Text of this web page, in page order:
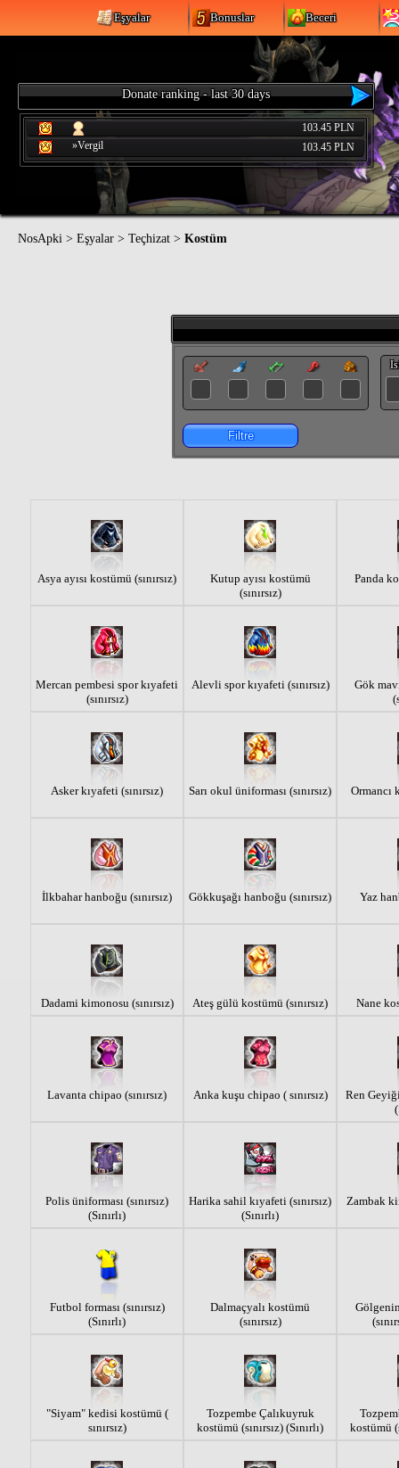
Eşyalar Bonuslar Beceri
Donate ranking - last 30 days
103.45 PLN
»Vergil
103.45 PLN
NosApki > Eşyalar > Teçhizat > Kostüm
Filtre
Asya ayısı kostümü (sınırsız)
Kutup ayısı kostümü
(sınırsız)
Panda
Mercan pembesi spor kıyafeti
(sınırsız)
Alevli spor kıyafeti (sınırsız)
Gök
Asker kıyafeti (sınırsız) Sarı okul üniforması (sınırsız) Ormancı
İlkbahar hanboğu (sınırsız) Gökkuşağı hanboğu (sınırsız) Yaz
Dadami kimonosu (sınırsız) Ateş gülü kostümü (sınırsız) Nane
Lavanta chipao (sınırsız) Anka kuşu chipao ( sınırsız)
Ren
Polis üniforması (sınırsız)
(Sınırlı)
Harika sahil kıyafeti (sınırsız)
(Sınırlı)
Zambak
Futbol forması (sınırsız)
(Sınırlı)
Dalmaçyalı kostümü
(sınırsız)
"Siyam" kedisi kostümü (
sınırsız)
Tozpembe Çalıkuyruk
kostümü (sınırsız) (Sınırlı)
kostümü